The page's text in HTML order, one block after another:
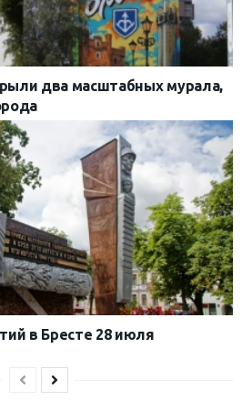
два масштабных мурала,
в Бресте 28 июля